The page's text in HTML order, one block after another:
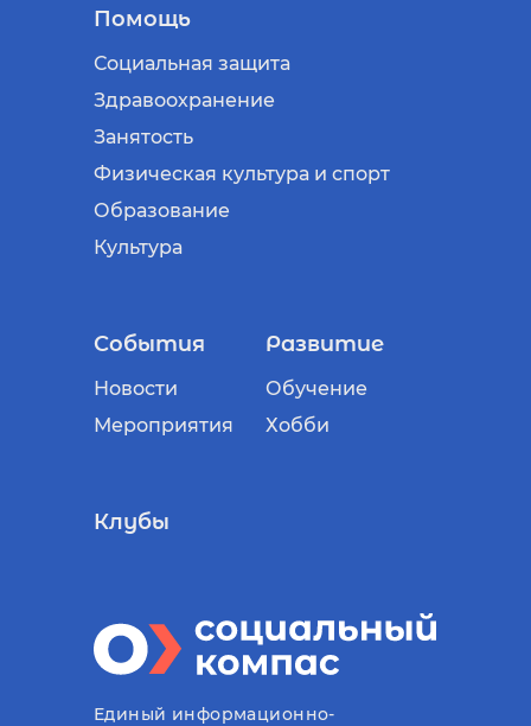
Помощь
Социальная защита
Здравоохранение
Занятость
Физическая культура и спорт
Образование
Культура
События
Новости
Мероприятия
Развитие
Обучение
Хобби
Клубы
Единый информационно-